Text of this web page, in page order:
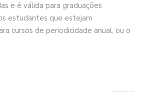
e é válida para graduações
estudantes que estejam
cursos de periodicidade anual, ou o